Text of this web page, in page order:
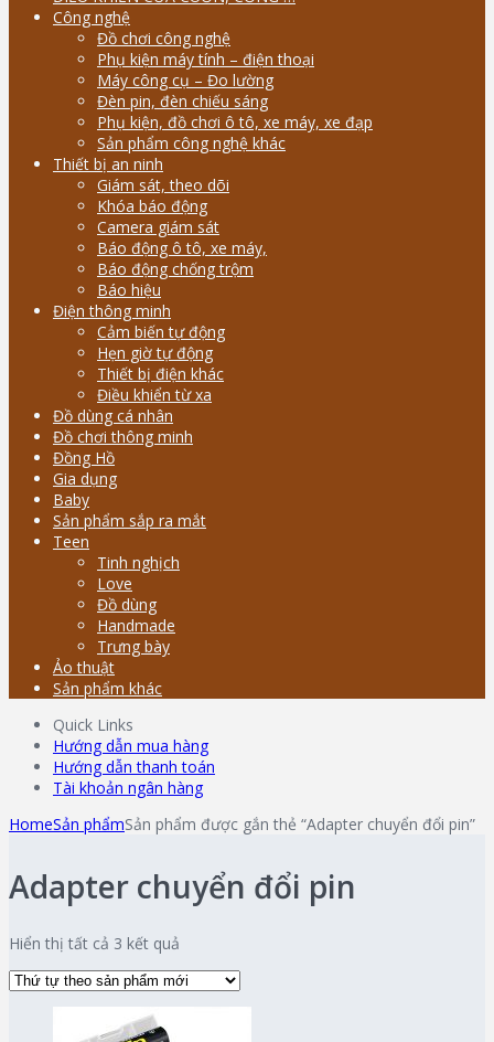
Công nghệ
Đồ chơi công nghệ
Phụ kiện máy tính – điện thoại
Máy công cụ – Đo lường
Đèn pin, đèn chiếu sáng
Phụ kiện, đồ chơi ô tô, xe máy, xe đạp
Sản phẩm công nghệ khác
Thiết bị an ninh
Giám sát, theo dõi
Khóa báo động
Camera giám sát
Báo động ô tô, xe máy,
Báo động chống trộm
Báo hiệu
Điện thông minh
Cảm biến tự động
Hẹn giờ tự động
Thiết bị điện khác
Điều khiển từ xa
Đồ dùng cá nhân
Đồ chơi thông minh
Đồng Hồ
Gia dụng
Baby
Sản phẩm sắp ra mắt
Teen
Tinh nghịch
Love
Đồ dùng
Handmade
Trưng bày
Ảo thuật
Sản phẩm khác
Quick Links
Hướng dẫn mua hàng
Hướng dẫn thanh toán
Tài khoản ngân hàng
HomeSản phẩmSản phẩm được gắn thẻ “Adapter chuyển đổi pin”
Adapter chuyển đổi pin
Hiển thị tất cả 3 kết quả